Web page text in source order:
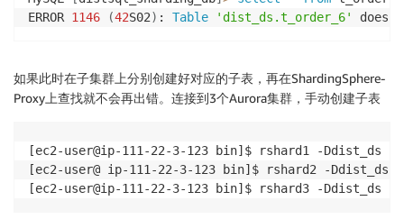
ERROR 1146 (42S02) : Table 'dist_ds.t_order_6'
如果此时在子集群上分别创建好对应的子表，再在ShardingSphere-
Proxy上查找就不会再出错。连接到3个Aurora集群，手动创建子表
[ec2-user@ip-111-22-3-123 bin]$ rshard1 -
[ec2-user@ ip-111-22-3-123 bin]$ rshard2 -